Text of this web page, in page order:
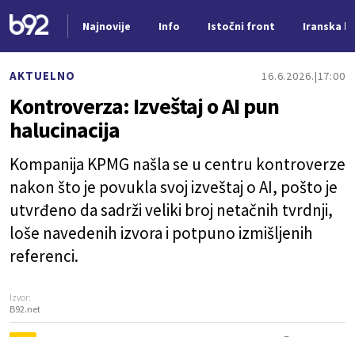
Najnovije Info Istočni front Iranska
AKTUELNO 16.6.2026. 17:00
Kontroverza: Izveštaj o AI pun
halucinacija
Kompanija KPMG našla se u centru kontroverze
nakon što je povukla svoj izveštaj o AI, pošto je
utvrđeno da sadrži veliki broj netačnih tvrdnji,
loše navedenih izvora i potpuno izmišljenih
referenci.
Izvor:
B92.net